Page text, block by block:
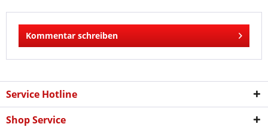
Kommentar schreiben
Service Hotline
Shop Service